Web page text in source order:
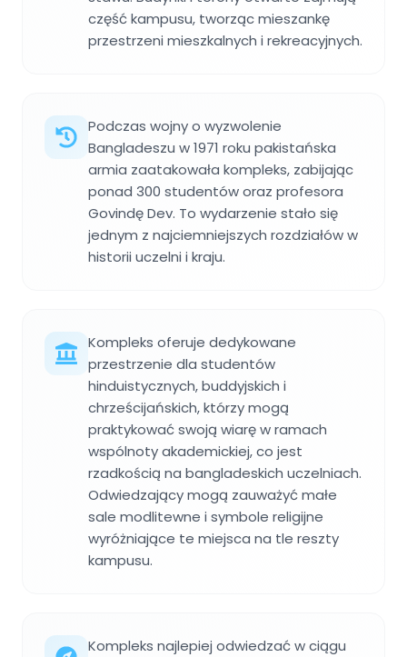
część kampusu, tworząc mieszankę
przestrzeni mieszkalnych i rekreacyjnych.
Podczas wojny o wyzwolenie
Bangladeszu w 1971 roku pakistańska
armia zaatakowała kompleks, zabijając
ponad 300 studentów oraz profesora
Govindę Dev. To wydarzenie stało się
jednym z najciemniejszych rozdziałów w
historii uczelni i kraju.
Kompleks oferuje dedykowane
przestrzenie dla studentów
hinduistycznych, buddyjskich i
chrześcijańskich, którzy mogą
praktykować swoją wiarę w ramach
wspólnoty akademickiej, co jest
rzadkością na bangladeskich uczelniach.
Odwiedzający mogą zauważyć małe
sale modlitewne i symbole religijne
wyróżniające te miejsca na tle reszty
kampusu.
Kompleks najlepiej odwiedzać w ciągu